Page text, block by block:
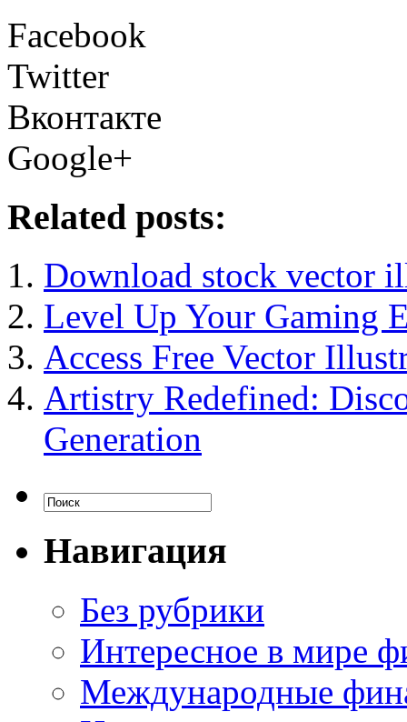
Facebook
Twitter
Вконтакте
Google+
Related posts:
Download stock vector
Level Up Your Gaming
Access Free Vector
Artistry Redefined:
Generation
Навигация
Без рубрики
Интересное в мире
Международные